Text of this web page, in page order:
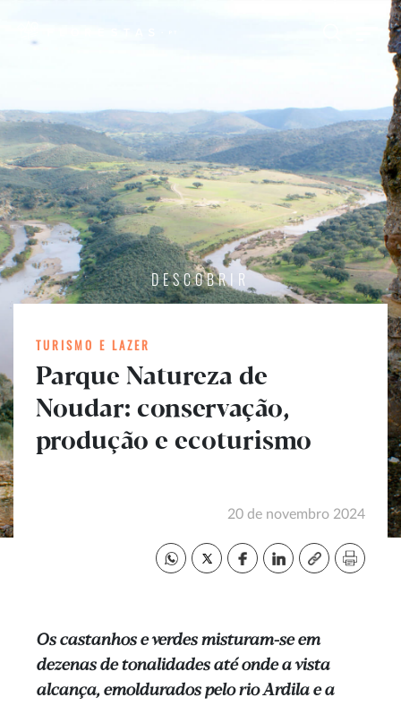
DESCOBRIR
TURISMO E LAZER
Parque Natureza de
Noudar: conservação,
produção e ecoturismo
20 de novembro 2024
Os castanhos e verdes misturam-se em
dezenas de tonalidades até onde a vista
alcança, emoldurados pelo rio Ardila e a